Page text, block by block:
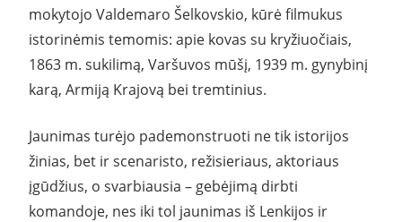
mokytojo Valdemaro Šelkovskio, kūrė filmukus
istorinėmis temomis: apie kovas su kryžiuočiais,
1863 m. sukilimą, Varšuvos mūšį, 1939 m. gynybinį
karą, Armiją Krajovą bei tremtinius.
Jaunimas turėjo pademonstruoti ne tik istorijos
žinias, bet ir scenaristo, režisieriaus, aktoriaus
įgūdžius, o svarbiausia – gebėjimą dirbti
komandoje, nes iki tol jaunimas iš Lenkijos ir